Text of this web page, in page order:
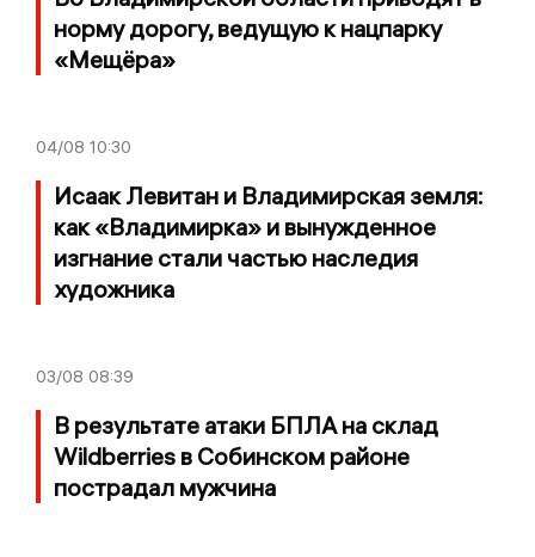
норму дорогу, ведущую к нацпарку
«Мещёра»
04/08 10:30
Исаак Левитан и Владимирская земля:
как «Владимирка» и вынужденное
изгнание стали частью наследия
художника
03/08 08:39
В результате атаки БПЛА на склад
Wildberries в Собинском районе
пострадал мужчина